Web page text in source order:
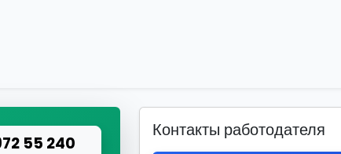
55 240
Контакты работодателя